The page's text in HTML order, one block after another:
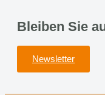
Bleiben Sie
Newsletter